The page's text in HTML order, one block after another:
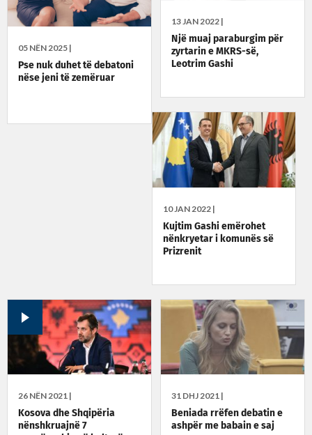
05 NËN 2025 |
Pse nuk duhet të debatoni
nëse jeni të zemëruar
13 JAN 2022 |
​Një muaj paraburgim për
zyrtarin e MKRS-së,
Leotrim Gashi
10 JAN 2022 |
Kujtim Gashi emërohet
nënkryetar i komunës së
Prizrenit
31 DHJ 2021 |
Beniada rrëfen debatin e
ashpër me babain e saj
26 NËN 2021 |
Kosova dhe Shqipëria
nënshkruajnë 7